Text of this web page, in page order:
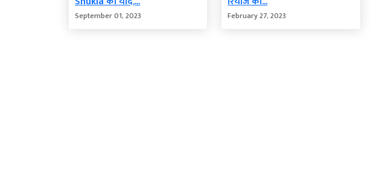
September 01, 2023 February 27, 2023